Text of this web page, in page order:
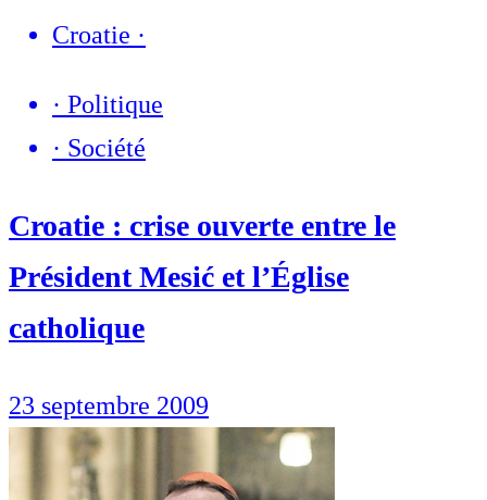
Croatie ·
· Politique
· Société
Croatie : crise ouverte entre le
Président Mesić et l’Église
catholique
23 septembre 2009